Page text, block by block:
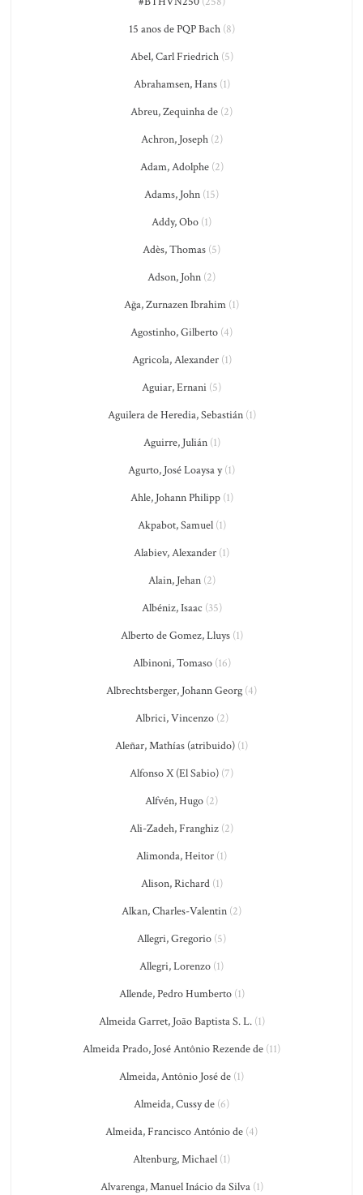
15 anos de PQP Bach(8)
Abel, Carl Friedrich(5)
Abrahamsen, Hans(1)
Abreu, Zequinha de (2)
Achron, Joseph(2)
Adam, Adolphe(2)
Adams, John (15)
Addy, Obo (1)
Adès, Thomas (5)
Adson, John (2)
Ağa, Zurnazen Ibrahim (1)
Agostinho, Gilberto (4)
Agricola, Alexander(1)
Aguiar, Ernani (5)
Aguilera de Heredia, Sebastián(1)
Aguirre, Julián(1)
Agurto, José Loaysa y(1)
Ahle, Johann Philipp(1)
Akpabot, Samuel(1)
Alabiev, Alexander (1)
Alain, Jehan(2)
Albéniz, Isaac (35)
Alberto de Gomez, Lluys(1)
Albinoni, Tomaso(16)
Albrechtsberger, Johann Georg (4)
Albrici, Vincenzo(2)
Aleñar, Mathías (atribuido) (1)
Alfonso X (El Sabio) (7)
Alfvén, Hugo (2)
Ali-Zadeh, Franghiz (2)
Alimonda, Heitor (1)
Alison, Richard(1)
Alkan, Charles-Valentin (2)
Allegri, Gregorio (5)
Allegri, Lorenzo (1)
Allende, Pedro Humberto(1)
Almeida Garret, João Baptista S. L.(1)
Almeida Prado, José Antônio Rezende de (11)
Almeida, Antônio José de (1)
Almeida, Cussy de (6)
Almeida, Francisco António de (4)
Altenburg, Michael (1)
Alvarenga, Manuel Inácio da Silva(1)